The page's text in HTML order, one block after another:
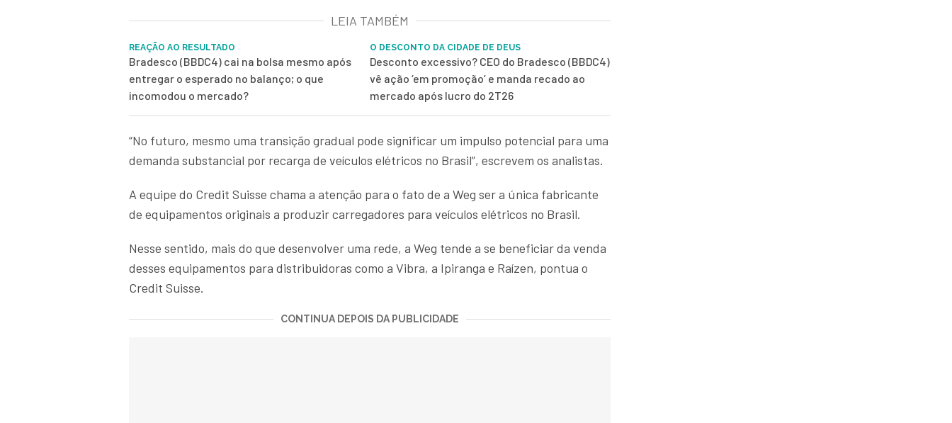
LEIA TAMBÉM
REAÇÃO AO RESULTADO
Bradesco (BBDC4) cai na bolsa mesmo após
entregar o esperado no balanço; o que
incomodou o mercado?
O DESCONTO DA CIDADE DE DEUS
Desconto excessivo? CEO do Bradesco (BBDC4)
vê ação ‘em promoção’ e manda recado ao
mercado após lucro do 2T26
“No futuro, mesmo uma transição gradual pode significar um impulso potencial para uma
demanda substancial por recarga de veículos elétricos no Brasil”, escrevem os analistas.
A equipe do Credit Suisse chama a atenção para o fato de a Weg ser a única fabricante
de equipamentos originais a produzir carregadores para veículos elétricos no Brasil.
Nesse sentido, mais do que desenvolver uma rede, a Weg tende a se beneficiar da venda
desses equipamentos para distribuidoras como a Vibra, a Ipiranga e Raízen, pontua o
Credit Suisse.
CONTINUA DEPOIS DA PUBLICIDADE